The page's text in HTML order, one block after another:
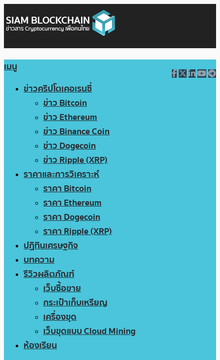
เมนู
ข่าวคริปโตเคอเรนซี่
ข่าว Bitcoin
ข่าว Ethereum
ข่าว Binance Coin
ข่าว Dogecoin
ข่าว Ripple (XRP)
ราคาและการวิเคราะห์
ราคา Bitcoin
ราคา Ethereum
ราคา Dogecoin
ราคา Ripple (XRP)
ปฏิทินเศรษฐกิจ
บทความ
รีวิวผลิตภัณฑ์
เว็บซื้อขาย
กระเป๋าเก็บเหรียญ
เครื่องขุด
เว็บขุดแบบ Cloud Mining
ห้องเรียน